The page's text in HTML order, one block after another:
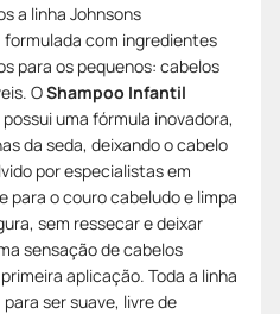
a linha Johnsons
com ingredientes
para os pequenos: cabelos
OShampoo Infantil
possui uma fórmula inovadora,
da seda, deixando o cabelo
por especialistas em
para o couro cabeludo e limpa
sem ressecar e deixar
sensação de cabelos
aplicação. Toda a linha
ser suave, livre de